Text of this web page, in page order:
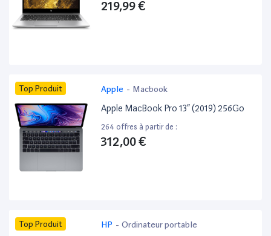
219,99 €
Top Produit Apple - Macbook
Apple MacBook Pro 13” (2019) 256Go
264 offres à partir de :
312,00 €
Top Produit HP - Ordinateur portable